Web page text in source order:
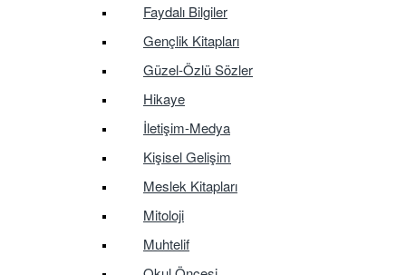
Faydalı Bilgiler
Gençlik Kitapları
Güzel-Özlü Sözler
Hikaye
İletişim-Medya
Kişisel Gelişim
Meslek Kitapları
Mitoloji
Muhtelif